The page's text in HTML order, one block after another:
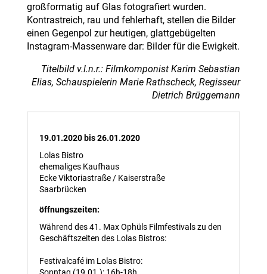
großformatig auf Glas fotografiert wurden.
Kontrastreich, rau und fehlerhaft, stellen die Bilder
einen Gegenpol zur heutigen, glattgebügelten
Instagram-Massenware dar: Bilder für die Ewigkeit.
Titelbild v.l.n.r.: Filmkomponist Karim Sebastian
Elias,Schauspielerin Marie Rathscheck, Regisseur
Dietrich Brüggemann
19.01.2020 bis 26.01.2020
Lolas Bistro
ehemaliges Kaufhaus
Ecke Viktoriastraße / Kaiserstraße
Saarbrücken
öffnungszeiten:
Während des 41. Max Ophüls Filmfestivals zu den
Geschäftszeiten des Lolas Bistros:
Festivalcafé im Lolas Bistro:
Sonntag (19.01.): 16h-18h